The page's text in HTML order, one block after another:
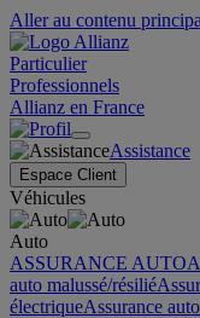
Aller au contenu
Particulier
Professionnels
Allianz en France
Assistance
Espace Client
Véhicules
Auto
ASSURANCE AUTO
auto malussé/résilié
électriqueAssurance